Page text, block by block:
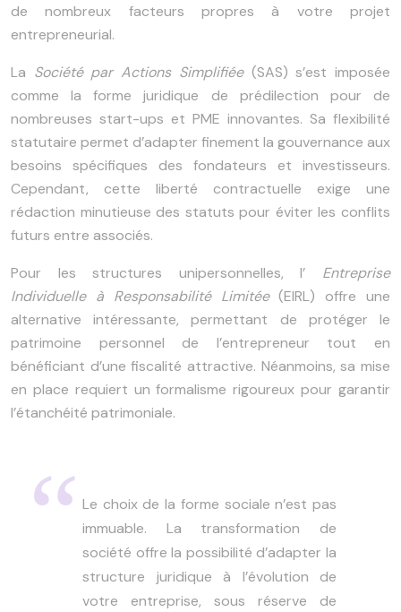
de nombreux facteurs propres à votre projet
entrepreneurial.
La Société par Actions Simplifiée (SAS) s’est imposée
comme la forme juridique de prédilection pour de
nombreuses start-ups et PME innovantes. Sa flexibilité
statutaire permet d’adapter finement la gouvernance aux
besoins spécifiques des fondateurs et investisseurs.
Cependant, cette liberté contractuelle exige une
rédaction minutieuse des statuts pour éviter les conflits
futurs entre associés.
Pour les structures unipersonnelles, l’ Entreprise
Individuelle à Responsabilité Limitée(EIRL) offre une
alternative intéressante, permettant de protéger le
patrimoine personnel de l’entrepreneur tout en
bénéficiant d’une fiscalité attractive. Néanmoins, sa mise
en place requiert un formalisme rigoureux pour garantir
l’étanchéité patrimoniale.
Le choix de la forme sociale n’est pas
immuable. La transformation de
société offre la possibilité d’adapter la
structure juridique à l’évolution de
votre entreprise, sous réserve de